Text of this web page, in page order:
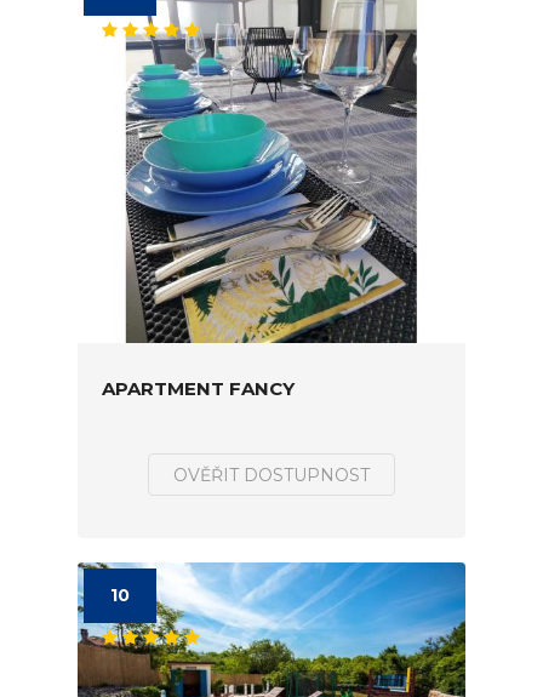
APARTMENT FANCY
OVĚŘIT DOSTUPNOST
10